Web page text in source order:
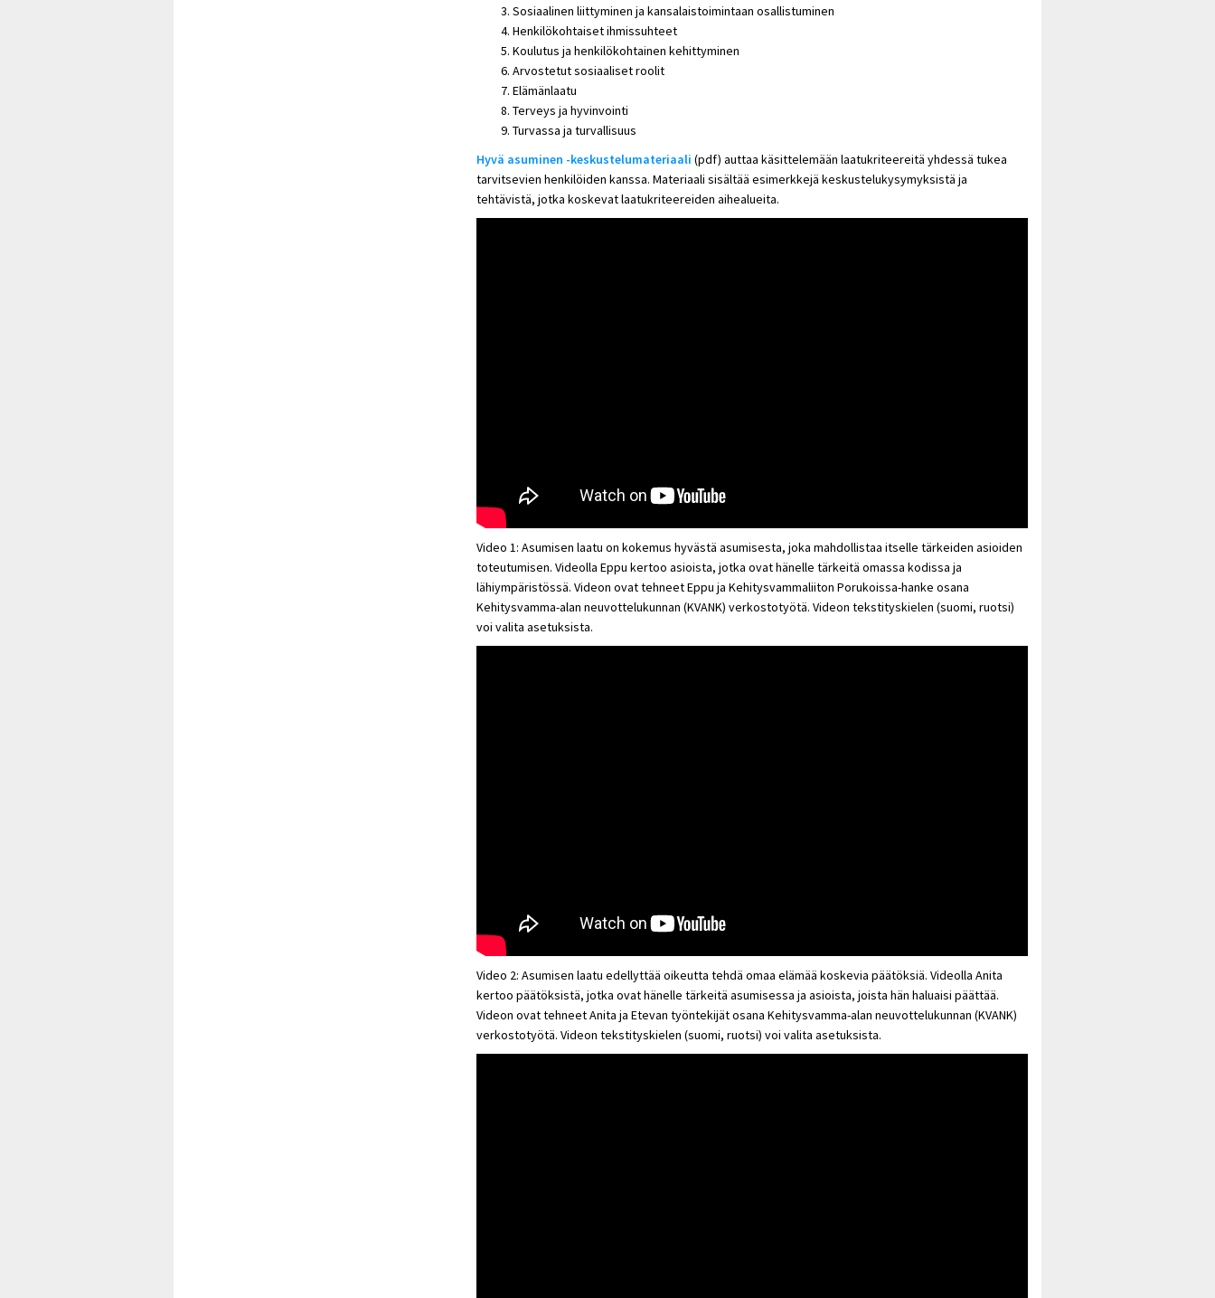
Sosiaalinen liittyminen ja kansalaistoimintaan osallistuminen
Henkilökohtaiset ihmissuhteet
Koulutus ja henkilökohtainen kehittyminen
Arvostetut sosiaaliset roolit
Elämänlaatu
Terveys ja hyvinvointi
Turvassa ja turvallisuus
Hyvä asuminen -keskustelumateriaali (pdf) auttaa käsittelemään laatukriteereitä yhdessä tukea
tarvitsevien henkilöiden kanssa. Materiaali sisältää esimerkkejä keskustelukysymyksistä ja
tehtävistä, jotka koskevat laatukriteereiden aihealueita.
Video 1: Asumisen laatu on kokemus hyvästä asumisesta, joka mahdollistaa itselle tärkeiden asioiden
toteutumisen. Videolla Eppu kertoo asioista, jotka ovat hänelle tärkeitä omassa kodissa ja
lähiympäristössä. Videon ovat tehneet Eppu ja Kehitysvammaliiton Porukoissa-hanke osana
Kehitysvamma-alan neuvottelukunnan (KVANK) verkostotyötä. Videon tekstityskielen (suomi, ruotsi)
voi valita asetuksista.
Video 2: Asumisen laatu edellyttää oikeutta tehdä omaa elämää koskevia päätöksiä. Videolla Anita
kertoo päätöksistä, jotka ovat hänelle tärkeitä asumisessa ja asioista, joista hän haluaisi päättää.
Videon ovat tehneet Anita ja Etevan työntekijät osana Kehitysvamma-alan neuvottelukunnan (KVANK)
verkostotyötä. Videon tekstityskielen (suomi, ruotsi) voi valita asetuksista.